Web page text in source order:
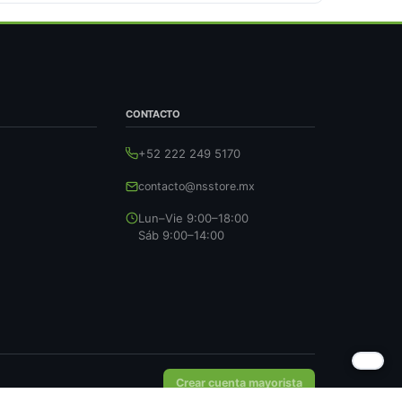
CONTACTO
+52 222 249 5170
contacto@nsstore.mx
Lun–Vie 9:00–18:00
Sáb 9:00–14:00
Crear cuenta mayorista